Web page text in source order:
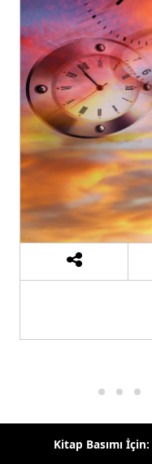
Kitap Basımı İçin: